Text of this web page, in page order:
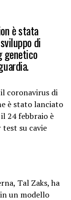
è stata
di
genetico
coronavirus di
è stato lanciato
24 febbraio è
su cavie
Tal Zaks, ha
un modello